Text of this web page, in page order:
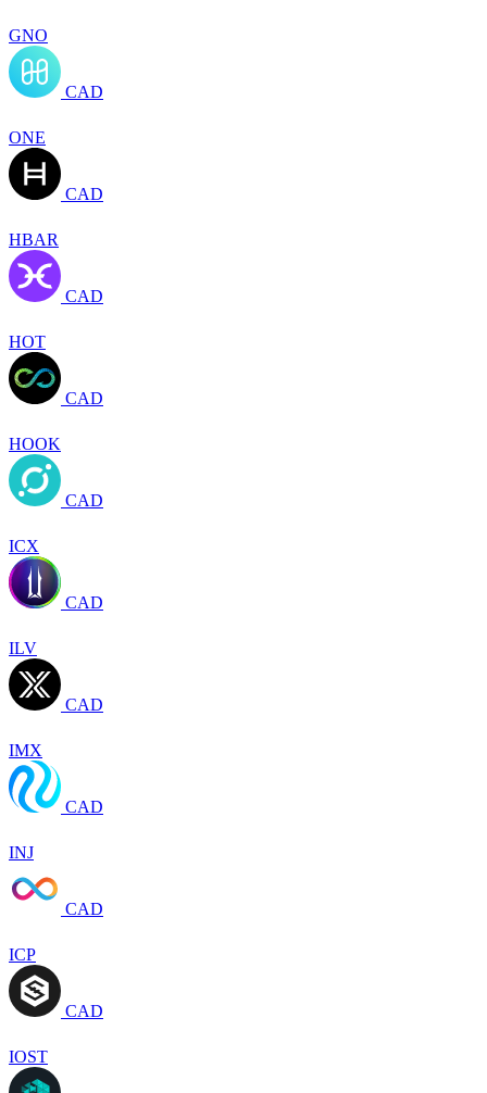
GNO
CAD
ONE
CAD
HBAR
CAD
HOT
CAD
HOOK
CAD
ICX
CAD
ILV
CAD
IMX
CAD
INJ
CAD
ICP
CAD
IOST